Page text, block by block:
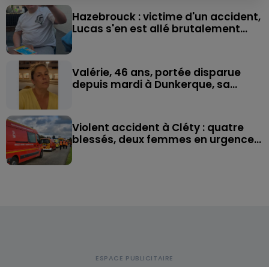
Hazebrouck : victime d'un accident,
Lucas s'en est allé brutalement...
Valérie, 46 ans, portée disparue
depuis mardi à Dunkerque, sa...
Violent accident à Cléty : quatre
blessés, deux femmes en urgence...